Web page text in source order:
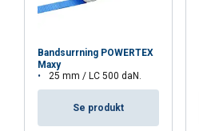
Bandsurrning POWERTEX
Maxy
25 mm / LC 500 daN.
Se produkt